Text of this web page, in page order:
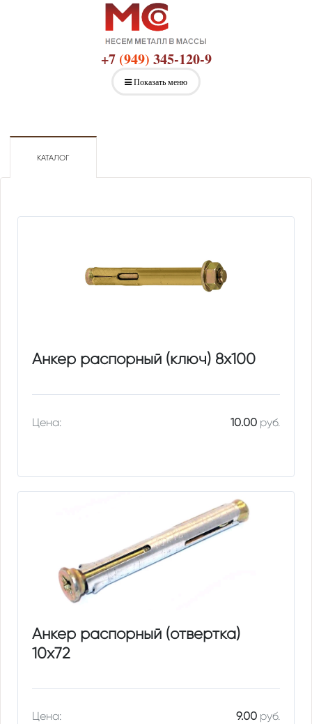
+7 (949) 345-120-9
Показать меню
КАТАЛОГ
Анкер распорный (ключ) 8х100
Цена: 10.00руб.
Анкер распорный (отвертка)
10х72
Цена: 9.00руб.